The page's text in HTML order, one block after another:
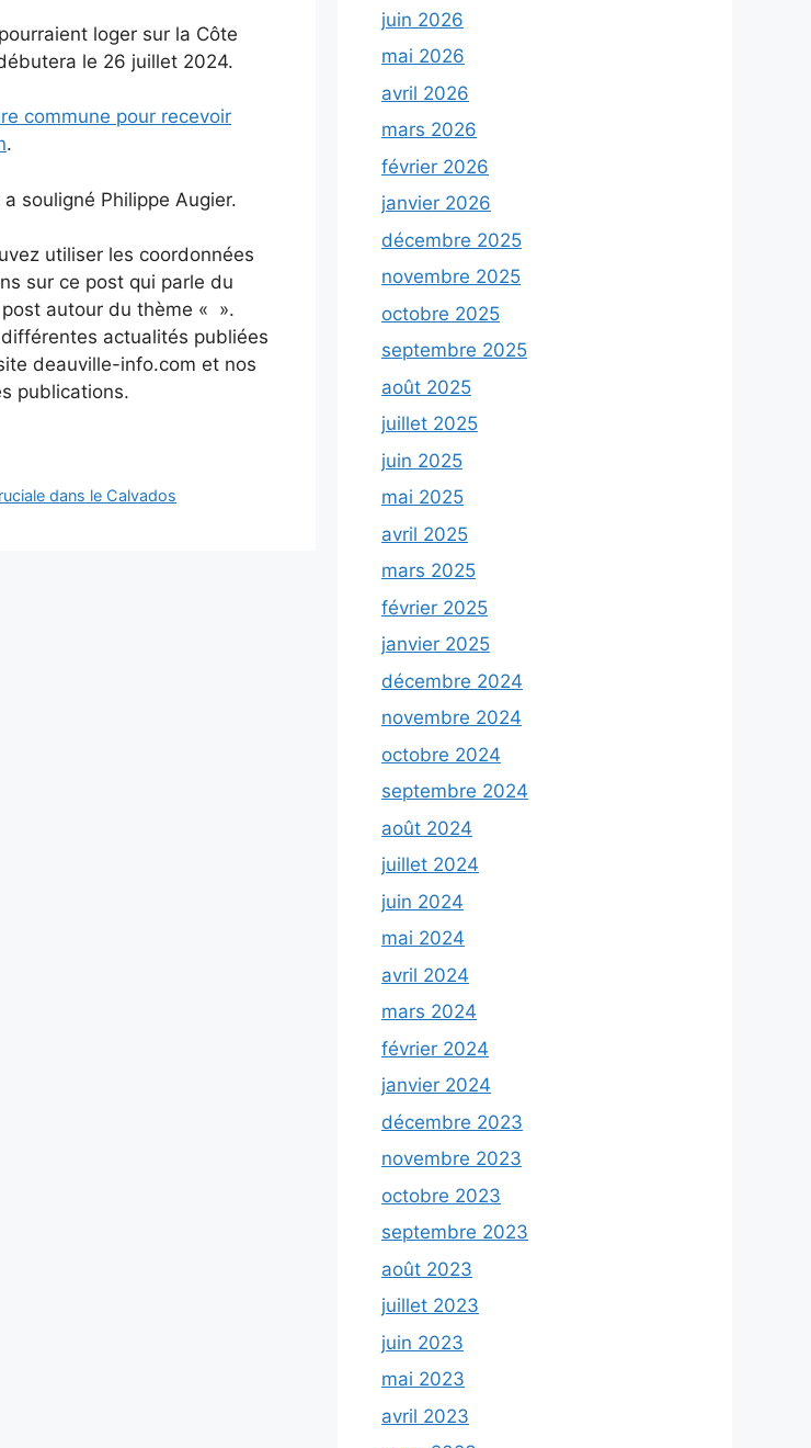
loger sur la Côte
le 26 juillet 2024.
commune pour recevoir
.
a souligné Philippe Augier.
utiliser les coordonnées
sur ce post qui parle du
autour du thème « ».
actualités publiées
deauville-info.com et nos
publications.
dans le Calvados
juin 2026
mai 2026
avril 2026
mars 2026
février 2026
janvier 2026
décembre 2025
novembre 2025
octobre 2025
septembre 2025
août 2025
juillet 2025
juin 2025
mai 2025
avril 2025
mars 2025
février 2025
janvier 2025
décembre 2024
novembre 2024
octobre 2024
septembre 2024
août 2024
juillet 2024
juin 2024
mai 2024
avril 2024
mars 2024
février 2024
janvier 2024
décembre 2023
novembre 2023
octobre 2023
septembre 2023
août 2023
juillet 2023
juin 2023
mai 2023
avril 2023